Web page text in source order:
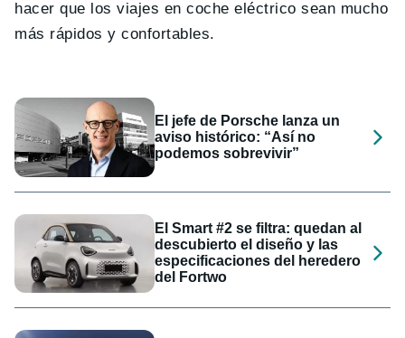
hacer que los viajes en coche eléctrico sean mucho
más rápidos y confortables.
El jefe de Porsche lanza un
aviso histórico: “Así no
podemos sobrevivir”
El Smart #2 se filtra: quedan al
descubierto el diseño y las
especificaciones del heredero
del Fortwo